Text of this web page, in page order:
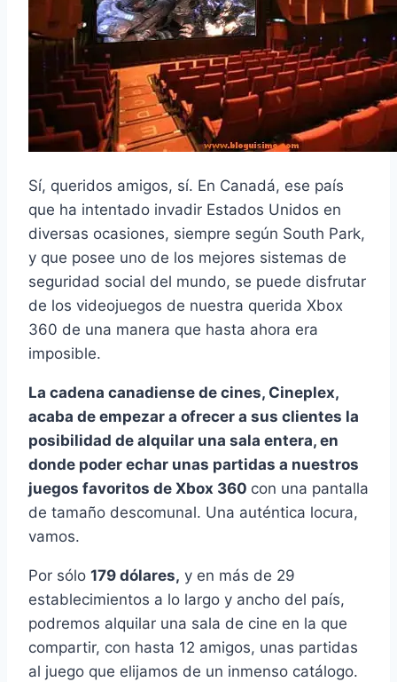
Sí­, queridos amigos, sí­. En Canadá, ese país
que ha intentado invadir Estados Unidos en
diversas ocasiones, siempre según South Park,
y que posee uno de los mejores sistemas de
seguridad social del mundo, se puede disfrutar
de los videojuegos de nuestra querida Xbox
360 de una manera que hasta ahora era
imposible.
La cadena canadiense de cines, Cineplex,
acaba de empezar a ofrecer a sus clientes la
posibilidad de alquilar una sala entera, en
donde poder echar unas partidas a nuestros
juegos favoritos de Xbox 360 con una pantalla
de tamaño descomunal. Una auténtica locura,
vamos.
Por sólo 179 dólares, y en más de 29
establecimientos a lo largo y ancho del paí­s,
podremos alquilar una sala de cine en la que
compartir, con hasta 12 amigos, unas partidas
al juego que elijamos de un inmenso catálogo.